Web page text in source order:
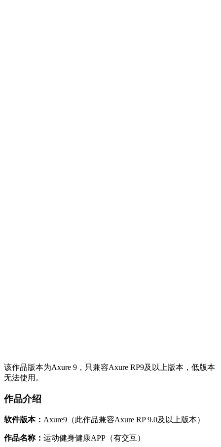
该作品版本为Axure 9，只兼容Axure RP9及以上版本，低版本
无法使用。
作品介绍
软件版本： Axure9（此作品兼容Axure RP 9.0及以上版本）
作品名称： 运动健身健康APP（有交互）